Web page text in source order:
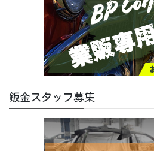
鈑金スタッフ募集